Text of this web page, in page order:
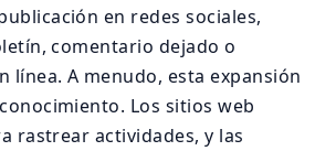
en redes sociales,
comentario dejado o
línea. A menudo, esta expansión
Los sitios web
rastrear actividades, y las